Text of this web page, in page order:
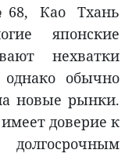
Као Тхань
японские
нехватки
обычно
новые рынки.
доверие к